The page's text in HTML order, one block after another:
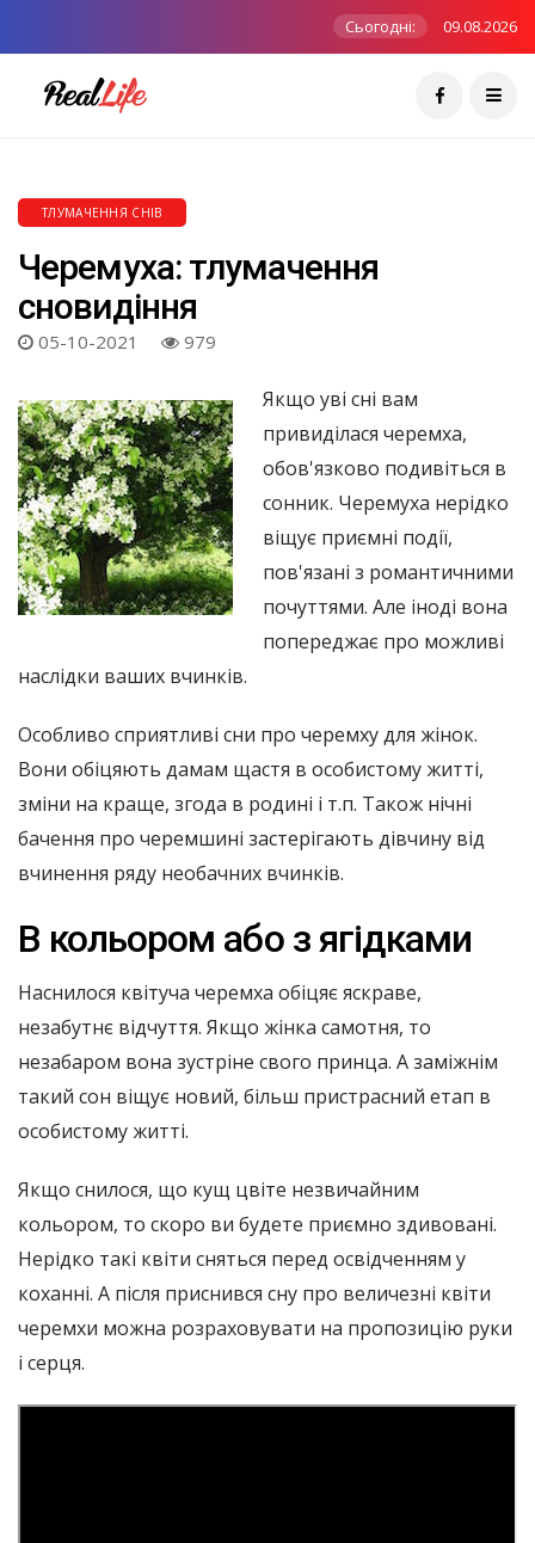
Сьогодні: 09.08.2026
ТЛУМАЧЕННЯ СНІВ
Черемуха: тлумачення
сновидіння
05-10-2021 979
Якщо уві сні вам
привиділася черемха,
обов'язково подивіться в
сонник. Черемуха нерідко
віщує приємні події,
пов'язані з романтичними
почуттями. Але іноді вона
попереджає про можливі
наслідки ваших вчинків.
Особливо сприятливі сни про черемху для жінок.
Вони обіцяють дамам щастя в особистому житті,
зміни на краще, згода в родині і т.п. Також нічні
бачення про черемшині застерігають дівчину від
вчинення ряду необачних вчинків.
В кольором або з ягідками
Наснилося квітуча черемха обіцяє яскраве,
незабутнє відчуття. Якщо жінка самотня, то
незабаром вона зустріне свого принца. А заміжнім
такий сон віщує новий, більш пристрасний етап в
особистому житті.
Якщо снилося, що кущ цвіте незвичайним
кольором, то скоро ви будете приємно здивовані.
Нерідко такі квіти сняться перед освідченням у
коханні. А після приснився сну про величезні квіти
черемхи можна розраховувати на пропозицію руки
і серця.